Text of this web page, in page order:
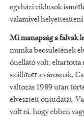
egyházi ciklusok
valamivel
Mi manapság a falvak
munka becsületének
önellátó volt, eltartotta
szállított a városnak.
változás 1989 után
elvesztett öntudatát.
volt rá, hogy ebben